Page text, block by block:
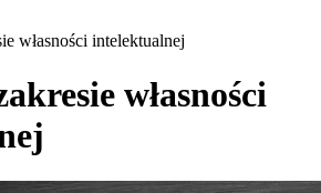
własności intelektualnej
własności